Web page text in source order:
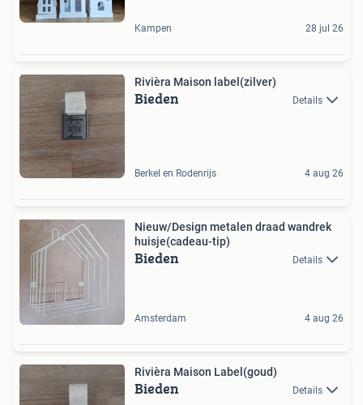
Kampen 28 jul 26
Rivièra Maison label(zilver)
Bieden Details
Berkel en Rodenrijs 4 aug 26
Nieuw/Design metalen draad wandrek
huisje(cadeau-tip)
Bieden Details
Amsterdam 4 aug 26
Rivièra Maison Label(goud)
Bieden Details